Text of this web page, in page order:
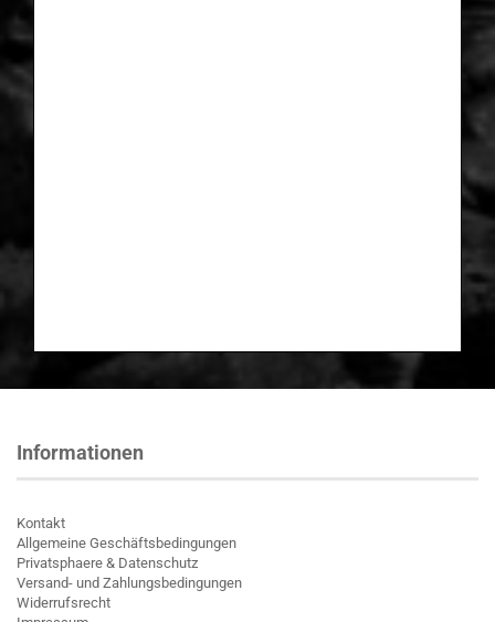
Informationen
Kontakt
Allgemeine Geschäftsbedingungen
Privatsphaere & Datenschutz
Versand- und Zahlungsbedingungen
Widerrufsrecht